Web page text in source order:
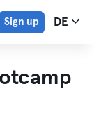
Sign up DE